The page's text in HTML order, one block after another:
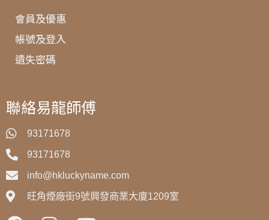
會員及優惠
帳號及登入
遺失密碼
聯絡易龍師傅
93171678
93171678
info@hkluckyname.com
旺角煙廠街9號興發商業大廈1209室